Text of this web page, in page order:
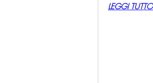
LEGGI TUTTO